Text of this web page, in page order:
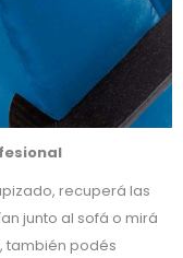
recuperá las
junto al sofá o mirá
también podés